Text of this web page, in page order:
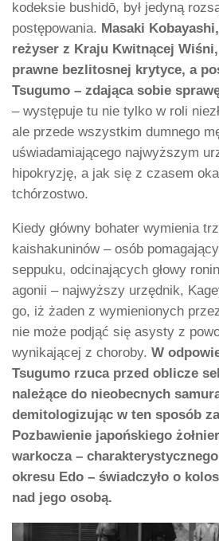
kodeksie bushidō, był jedyną
postępowania. Masaki
reżyser z Kraju Kwitnącej
prawne bezlitosnej krytyce, a
Tsugumo – zdająca sobie
– występuje tu nie tylko w roli
ale przede wszystkim dumnego
uświadamiającego najwyższym
hipokryzję, a jak się z czasem
tchórzostwo.
Kiedy główny bohater wymienia
kaishakuninów – osób
seppuku, odcinających głowy
agonii – najwyższy urzędnik,
go, iż żaden z wymienionych
nie może podjąć się asysty z
wynikającej z choroby. W
Tsugumo rzuca przed oblicze
należące do nieobecnych
demitologizując w ten sposób
Pozbawienie japońskiego
warkocza –
okresu Edo – świadczyło o
nad jego osobą.